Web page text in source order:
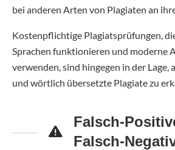
bei anderen Arten von Plagiaten an
Kostenpflichtige Plagiatsprüfungen,
Sprachen funktionieren und moderne
verwenden, sind hingegen in der Lage,
und wörtlich übersetzte Plagiate zu
Falsch-
Falsch-